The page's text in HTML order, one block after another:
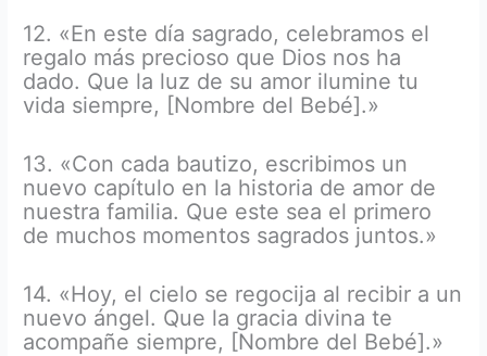
12. «En este día sagrado, celebramos el
regalo más precioso que Dios nos ha
dado. Que la luz de su amor ilumine tu
vida siempre, [Nombre del Bebé].»
13. «Con cada bautizo, escribimos un
nuevo capítulo en la historia de amor de
nuestra familia. Que este sea el primero
de muchos momentos sagrados juntos.»
14. «Hoy, el cielo se regocija al recibir a un
nuevo ángel. Que la gracia divina te
acompañe siempre, [Nombre del Bebé].»